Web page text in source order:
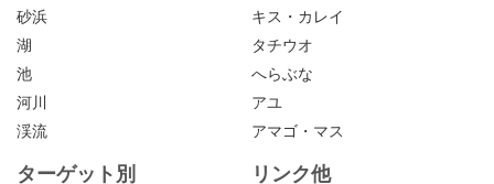
砂浜
湖
池
河川
渓流
キス・カレイ
タチウオ
へらぶな
アユ
アマゴ・マス
ターゲット別 リンク他